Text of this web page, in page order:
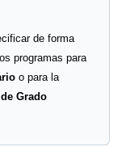
de forma
programas para
o para la
Grado